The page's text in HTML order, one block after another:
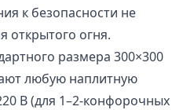
к безопасности не
открытого огня.
размера 300×300
любую наплитную
В (для 1–2-конфорочных